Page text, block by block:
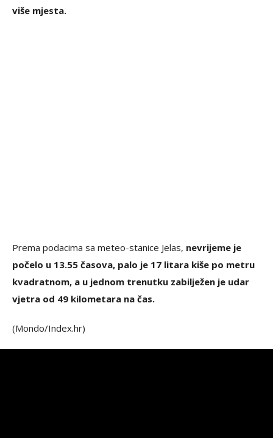
više mjesta.
Prema podacima sa meteo-stanice Jelas, nevrijeme je
počelo u 13.55 časova, palo je 17 litara kiše po metru
kvadratnom, a u jednom trenutku zabilježen je udar
vjetra od 49 kilometara na čas.
(Mondo/Index.hr)